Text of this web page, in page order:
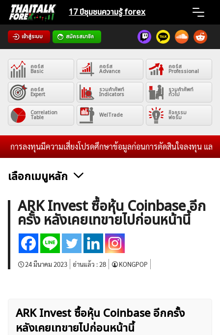
Skip
content
17 ปีชุมชนความรู้ forex
เข้าสู่ระบบ สมัครสมาชิก
Home
News
Articles
VPS Register
ค้นหา
สำหรับ:
คอร์ส
Basic
คอร์ส
Advance
คอร์ส
Professional
คอร์ส
Expert
รวมคำศัพท์
Indicators
รวมคำศัพท์
ทั่วไป
Correlation
Table WelTrade กิจกรรม
ฟอรั่ม
ารลงทุนมีความเสี่ยงโปรดศึกษาข้อมูลก่อนการตัดสินใจลงทุน และไม่
เลือกเมนูหลัก
ข่าวฟอเร็กซ์และสกุลเงิน คริปโตเคอร์เรนซี
ฟรีซิกแนล รายวัน
บทวิเคราะห์
เศรษฐกิจทั่วไป ดัชนี-หุ้น
พันธบัตร
สินค้าโภคภัณฑ์
โบรกเกอร์ FX
โปรโมชั่น Forex
กองทุน Forex
ฟรี EA
ARK Invest ซื้อหุ้น Coinbase อีก
ครั้ง หลังเคยเทขายไปก่อนหน้านี้
24 มีนาคม 2023 อ่านแล้ว :28 KONGPOP
ARK Invest ซื้อหุ้น Coinbase อีกครั้ง
หลังเคยเทขายไปก่อนหน้านี้